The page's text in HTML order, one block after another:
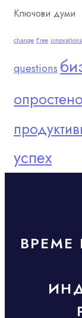
Ключови думи
change Free innovations
questions
успех